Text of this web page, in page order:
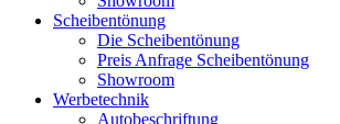
Scheibentönung
Die Scheibentönung
Preis Anfrage Scheibentönung
Showroom
Werbetechnik
Autobeschriftung